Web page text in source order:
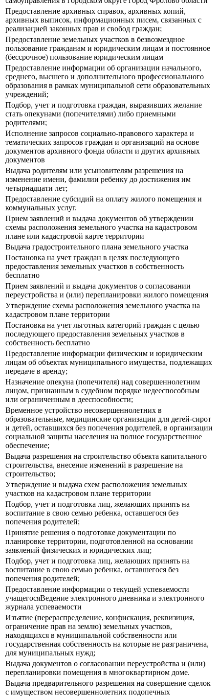
Предоставление архивных справок, архивных копий,
архивных выписок, информационных писем, связанных с
реализацией законных прав и свобод граждан;
Предоставление земельных участков в безвозмездное
пользование гражданам и юридическим лицам и постоянное
(бессрочное) пользование юридическим лицам
Предоставление информации об организации начального,
среднего, высшего и дополнительного профессионального
образования в рамках муниципальной сети образовательных
учреждений;
Подбор, учет и подготовка граждан, выразивших желание
стать опекунами (попечителями) либо приемными
родителями;
Исполнение запросов социально-правового характера и
тематических запросов граждан и организаций на основе
документов архивного фонда области и других архивных
документов
Выдача родителям или усыновителям разрешения на
изменение имени, фамилии ребенку до достижения им
четырнадцати лет;
Предоставление субсидий на оплату жилого помещения и
коммунальных услуг.
Прием заявлений и выдача документов об утверждении
схемы расположения земельного участка на кадастровом
плане или кадастровой карте территории
Выдача градостроительного плана земельного участка
Постановка на учет граждан в целях последующего
предоставления земельных участков в собственность
бесплатно
Прием заявлений и выдача документов о согласовании
переустройства и (или) перепланировки жилого помещения
Утверждение схемы расположения земельного участка на
кадастровом плане территории
Постановка на учет льготных категорий граждан с целью
последующего предоставления земельных участков в
собственность бесплатно
Предоставление информации физическим и юридическим
лицам об объектах муниципального имущества, подлежащих
передаче в аренду;
Назначение опекуна (попечителя) над совершеннолетним
лицом, признанным в судебном порядке недееспособным
или ограниченным в дееспособности;
Временное устройство несовершеннолетних в
образовательные, медицинские организации для детей-сирот
и детей, оставшихся без попечения родителей, в организации
социальной защиты населения на полное государственное
обеспечение;
Выдача разрешения на строительство объекта капитального
строительства, внесение изменений в разрешение на
строительство;
Утверждение и выдача схем расположения земельных
участков на кадастровом плане территории
Подбор, учет и подготовка лиц, желающих принять на
воспитание в свою семью ребенка, оставшегося без
попечения родителей;
Принятие решения о подготовке документации по
планировке территории, подготовленной на основании
заявлений физических и юридических лиц;
Подбор, учет и подготовка лиц, желающих принять на
воспитание в свою семью ребенка, оставшегося без
попечения родителей;
Предоставление информации о текущей успеваемости
учащегосяВедение электронного дневника и электронного
журнала успеваемости
Изъятие (перераспределение, конфискация, реквизиция,
ограничение прав на землю) земельных участков,
находящихся в муниципальной собственности или
государственная собственность на которые не разграничена,
для муниципальных нужд;
Выдача документов о согласовании переустройства и (или)
перепланировки помещения в многоквартирном доме.
Выдача предварительного разрешения на совершение сделок
с имуществом несовершеннолетних подопечных